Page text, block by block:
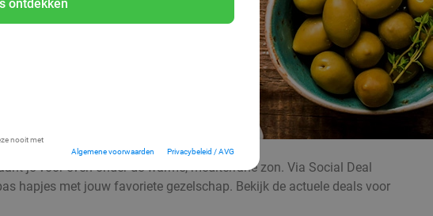
ontdekken
nooit met
Algemene voorwaarden Privacybeleid / AVG
je voor even onder de warme, mediterrane zon. Via Social Deal
hapjes met jouw favoriete gezelschap. Bekijk de actuele deals voor